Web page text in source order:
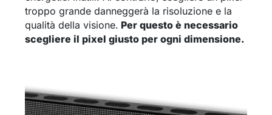
troppo grande danneggerà la risoluzione e la
qualità della visione. Per questo è necessario
scegliere il pixel giusto per ogni dimensione.